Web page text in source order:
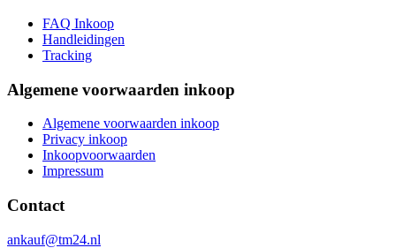
FAQ Inkoop
Handleidingen
Tracking
Algemene voorwaarden inkoop
Algemene voorwaarden inkoop
Privacy inkoop
Inkoopvoorwaarden
Impressum
Contact
ankauf@tm24.nl